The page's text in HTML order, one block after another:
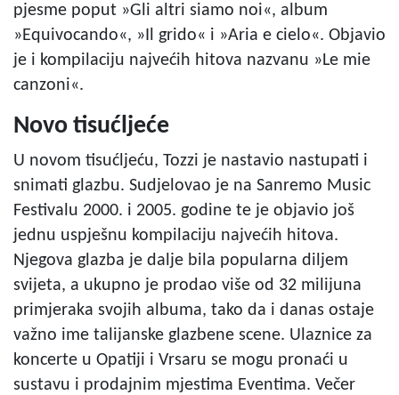
pjesme poput »Gli altri siamo noi«, album
»Equivocando«, »Il grido« i »Aria e cielo«. Objavio
je i kompilaciju najvećih hitova nazvanu »Le mie
canzoni«.
Novo tisućljeće
U novom tisućljeću, Tozzi je nastavio nastupati i
snimati glazbu. Sudjelovao je na Sanremo Music
Festivalu 2000. i 2005. godine te je objavio još
jednu uspješnu kompilaciju najvećih hitova.
Njegova glazba je dalje bila popularna diljem
svijeta, a ukupno je prodao više od 32 milijuna
primjeraka svojih albuma, tako da i danas ostaje
važno ime talijanske glazbene scene. Ulaznice za
koncerte u Opatiji i Vrsaru se mogu pronaći u
sustavu i prodajnim mjestima Eventima. Večer